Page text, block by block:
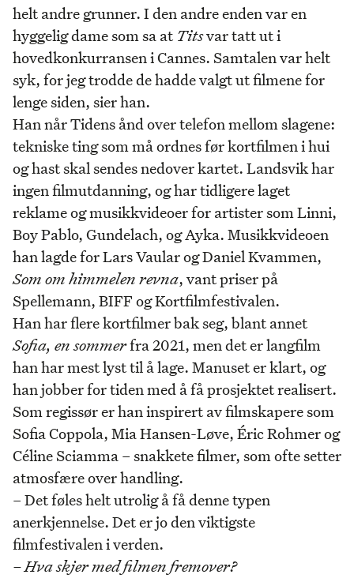
helt andre grunner. I den andre enden var en
hyggelig dame som sa at Titsvar tatt ut i
hovedkonkurransen i Cannes. Samtalen var helt
syk, for jeg trodde de hadde valgt ut filmene for
lenge siden, sier han.
Han når Tidens ånd over telefon mellom slagene:
tekniske ting som må ordnes før kortfilmen i hui
og hast skal sendes nedover kartet. Landsvik har
ingen filmutdanning, og har tidligere laget
reklame og musikkvideoer for artister som Linni,
Boy Pablo, Gundelach, og Ayka. Musikkvideoen
han lagde for Lars Vaular og Daniel Kvammen,
Som om himmelen revna, vant priser på
Spellemann, BIFF og Kortfilmfestivalen.
Han har flere kortfilmer bak seg, blant annet
Sofia, en sommerfra 2021, men det er langfilm
han har mest lyst til å lage. Manuset er klart, og
han jobber for tiden med å få prosjektet realisert.
Som regissør er han inspirert av filmskapere som
Sofia Coppola, Mia Hansen-Løve, Éric Rohmer og
Céline Sciamma – snakkete filmer, som ofte setter
atmosfære over handling.
– Det føles helt utrolig å få denne typen
anerkjennelse. Det er jo den viktigste
filmfestivalen i verden.
– Hva skjer med filmen fremover?